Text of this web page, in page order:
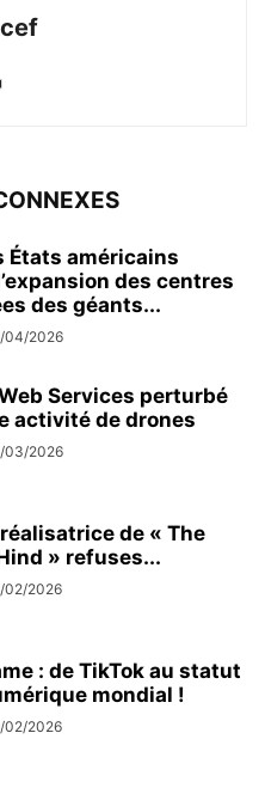
États américains
des centres
des géants...
04/2026
Services perturbé
activité de drones
03/2026
de « The
» refuses...
02/2026
: de TikTok au statut
mondial !
02/2026